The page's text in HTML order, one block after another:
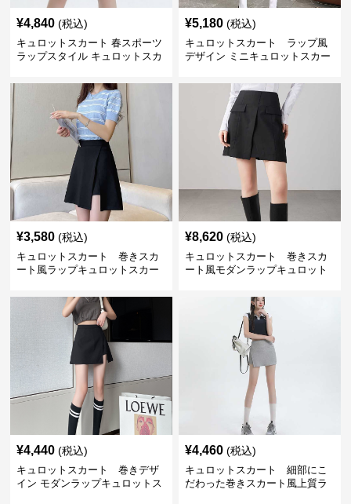
¥4,840 (税込)
キュロットスカート 春スポーツ
ラップスタイル キュロットスカ
¥5,180 (税込)
キュロットスカート ラップ風
デザイン ミニキュロットスカー
¥3,580 (税込)
キュロットスカート 巻きスカ
ート風ラップキュロットスカー
¥8,620 (税込)
キュロットスカート 巻きスカ
ート風モダンラップキュロット
¥4,440 (税込)
キュロットスカート 巻きデザ
イン モダンラップキュロットス
¥4,460 (税込)
キュロットスカート 細部にこ
だわった巻きスカート風上質ラ